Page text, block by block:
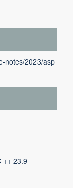
notes/2023/asp
++ 23.9